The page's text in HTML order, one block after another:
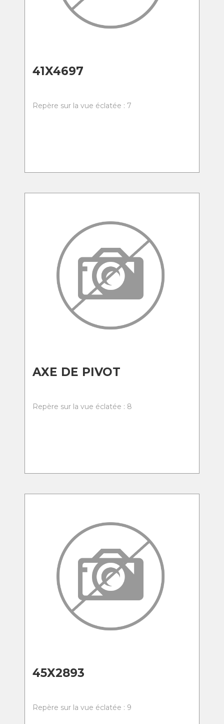
41X4697
Repère sur la vue éclatée : 7
AXE DE PIVOT
Repère sur la vue éclatée : 8
45X2893
Repère sur la vue éclatée : 9